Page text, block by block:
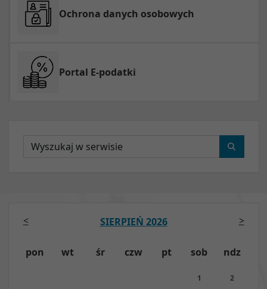
Ochrona danych osobowych
Portal E-podatki
Wyszukaj
SIERPIEŃ 2026
pon wt śr czw pt sob ndz
1 2
< >